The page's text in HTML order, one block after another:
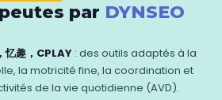
par DYNSEO
忆趣，CPLAY : des outils adaptés à la
la motricité fine, la coordination et
de la vie quotidienne (AVD).